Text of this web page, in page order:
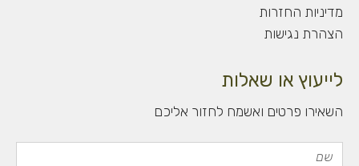
מדיניות החזרות
הצהרת נגישות
לייעוץ או שאלות
השאירו פרטים ואשמח לחזור אליכם